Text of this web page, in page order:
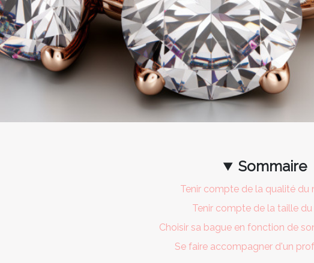
Sommaire
Tenir compte de la qualité du
Tenir compte de la taille
Choisir sa bague en fonction de
Se faire accompagner d'un